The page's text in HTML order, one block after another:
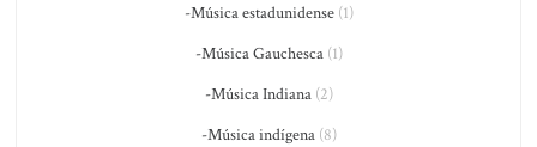
-Música estadunidense(1)
-Música Gauchesca(1)
-Música Indiana(2)
-Música indígena(8)